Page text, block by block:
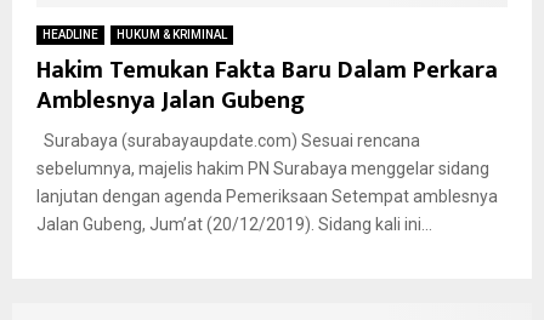
HEADLINE HUKUM & KRIMINAL
Hakim Temukan Fakta Baru Dalam Perkara
Amblesnya Jalan Gubeng
Surabaya (surabayaupdate.com) Sesuai rencana
sebelumnya, majelis hakim PN Surabaya menggelar sidang
lanjutan dengan agenda Pemeriksaan Setempat amblesnya
Jalan Gubeng, Jum’at (20/12/2019). Sidang kali ini...